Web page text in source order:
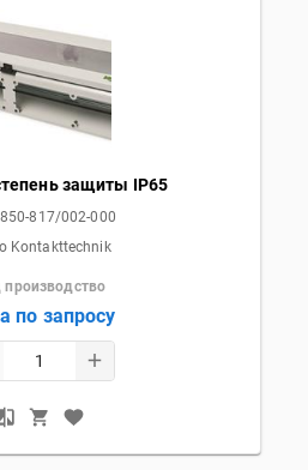
защиты IP65
850-817/002-000
Kontakttechnik
производство
по запросу